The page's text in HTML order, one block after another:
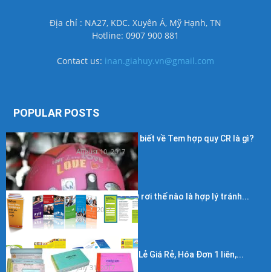
Địa chỉ : NA27, KDC. Xuyên Á, Mỹ Hạnh, TN
Hotline: 0907 900 881
Contact us: inan.giahuy.vn@gmail.com
POPULAR POSTS
Những điều cần biết về Tem hợp quy CR là gì?
August 10, 2017
Kích thước in tờ rơi thế nào là hợp lý tránh...
July 7, 2017
In Hóa Đơn Bán Lẻ Giá Rẻ, Hóa Đơn 1 liên,...
July 31, 2017